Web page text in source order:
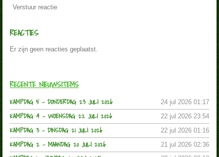
Verstuur reactie
REACTIES
Er zijn geen reacties geplaatst.
RECENTE NIEUWSITEMS
KAMPDAG 5 - DONDERDAG 23 JULI 2026 24 jul 2026 01:17
KAMPDAG 4 - WOENSDAG 22 JULI 2026 22 jul 2026 23:54
KAMPDAG 3 - DINSDAG 21 JULI 2026 22 jul 2026 01:16
KAMPDAG 2 - MAANDAG 20 JULI 2026 21 jul 2026 02:36